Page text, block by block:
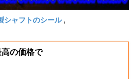
シャフトのシール,
高の価格で